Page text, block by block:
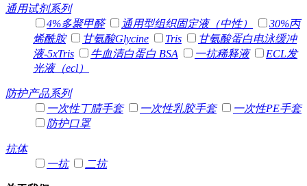
通用试剂系列
4%多聚甲醛
通用型组织固定液（中性）
30%丙
烯酰胺
甘氨酸Glycine Tris
甘氨酸蛋白电泳缓冲
液-5xTris
牛血清白蛋白 BSA 一抗稀释液
ECL发
光液（ecl）
防护产品系列
一次性丁腈手套
一次性乳胶手套
一次性PE手套
防护口罩
抗体
一抗
二抗